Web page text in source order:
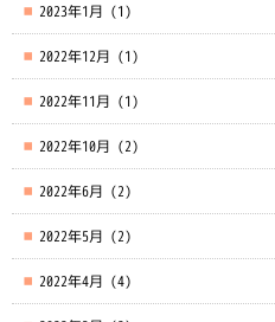
2023年1月 (1)
2022年12月 (1)
2022年11月 (1)
2022年10月 (2)
2022年6月 (2)
2022年5月 (2)
2022年4月 (4)